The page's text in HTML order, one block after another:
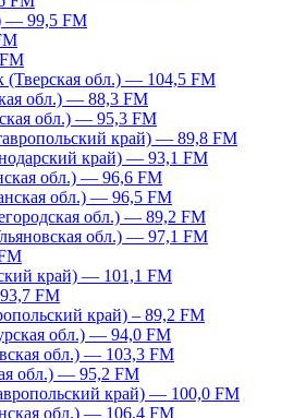
— 99,5 FM
обл.) — 104,5 FM
обл.) — 88,3 FM
обл.) — 95,3 FM
край) — 89,8 FM
край) — 93,1 FM
обл.) — 96,6 FM
обл.) — 96,5 FM
обл.) — 89,2 FM
обл.) — 97,1 FM
край) — 101,1 FM
FM
край) – 89,2 FM
обл.) — 94,0 FM
обл.) — 103,3 FM
обл.) — 95,2 FM
край) — 100,0 FM
обл.) — 106,4 FM